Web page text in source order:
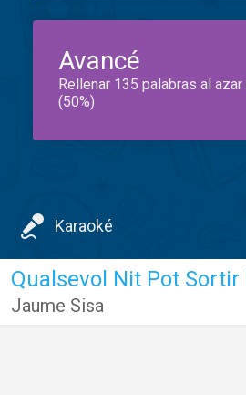
Avancé
Rellenar 135 palabras al
(50%)
Karaoké
Qualsevol Nit Pot Sortir
Jaume Sisa